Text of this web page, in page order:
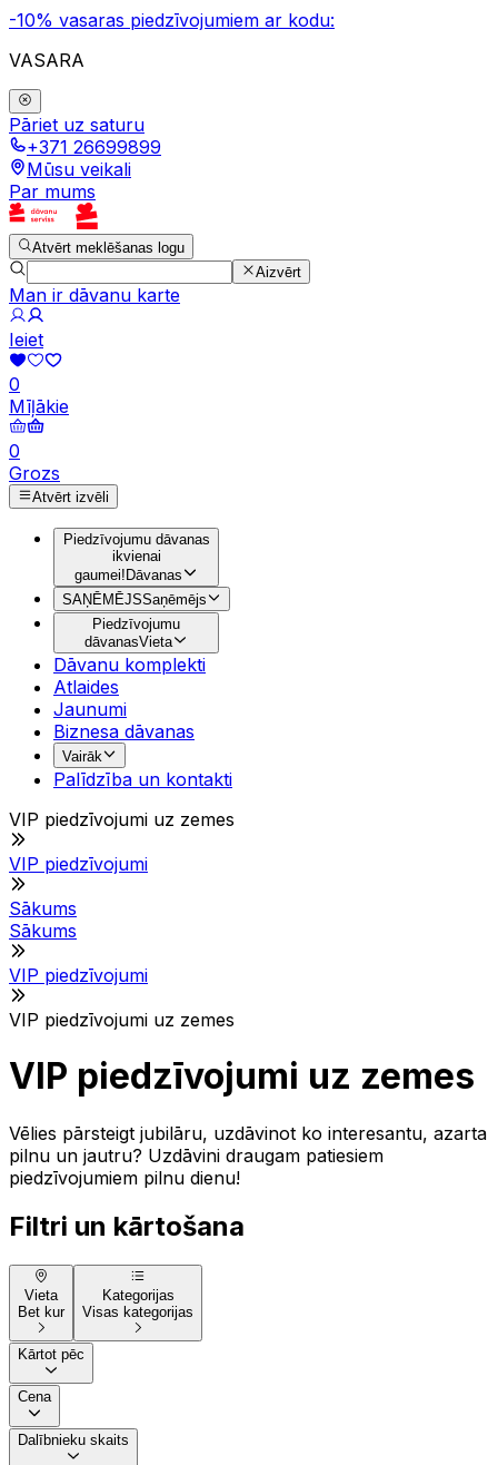
-10% vasaras piedzīvojumiem ar kodu:
VASARA
Pāriet uz saturu
+371 26699899
Mūsu veikali
Par mums
Atvērt meklēšanas logu
Aizvērt
Man ir dāvanu karte
Ieiet
0
Mīļākie
0
Grozs
Atvērt izvēli
Piedzīvojumu dāvanas
ikvienai
gaumei!Dāvanas
SAŅĒMĒJSSaņēmējs
Piedzīvojumu
dāvanasVieta
Dāvanu komplekti
Atlaides
Jaunumi
Biznesa dāvanas
Vairāk
Palīdzība un kontakti
VIP piedzīvojumi uz zemes
VIP piedzīvojumi
Sākums
Sākums
VIP piedzīvojumi
VIP piedzīvojumi uz zemes
VIP piedzīvojumi uz zemes
Vēlies pārsteigt jubilāru, uzdāvinot ko interesantu, azarta
pilnu un jautru? Uzdāvini draugam patiesiem
piedzīvojumiem pilnu dienu!
Filtri un kārtošana
Vieta
Bet kur
Kategorijas
Visas kategorijas
Kārtot pēc
Cena
Dalībnieku skaits